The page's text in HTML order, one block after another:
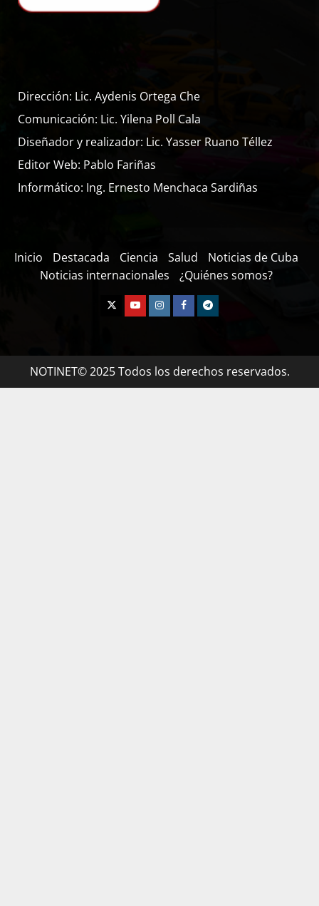
Dirección: Lic. Aydenis Ortega Che
Comunicación: Lic. Yilena Poll Cala
Diseñador y realizador: Lic. Yasser Ruano Téllez
Editor Web: Pablo Fariñas
Informático: Ing. Ernesto Menchaca Sardiñas
Inicio Destacada Ciencia Salud
Noticias de Cuba
Noticias internacionales
¿Quiénes somos?
NOTINET© 2025 Todos los derechos reservados.